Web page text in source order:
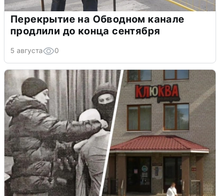
Перекрытие на Обводном канале
продлили до конца сентября
5 августа 0